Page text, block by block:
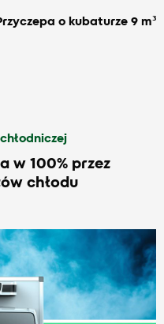
o kubaturze 9 m³
w 100% przez
chłodu